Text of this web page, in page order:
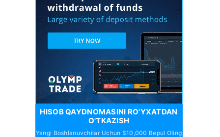
HISOB QAYDNOMASINI RO'YXATDAN
O'TKAZISH
Yangi Boshlanuvchilar Uchun $10,000 Bepul Oling